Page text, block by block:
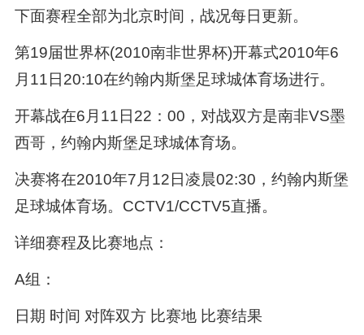
下面赛程全部为北京时间，战况每日更新。
第19届世界杯(2010南非世界杯)开幕式2010年6
月11日20:10在约翰内斯堡足球城体育场进行。
开幕战在6月11日22：00，对战双方是南非VS墨
西哥，约翰内斯堡足球城体育场。
决赛将在2010年7月12日凌晨02:30，约翰内斯堡
足球城体育场。CCTV1/CCTV5直播。
详细赛程及比赛地点：
A组：
日期 时间 对阵双方 比赛地 比赛结果